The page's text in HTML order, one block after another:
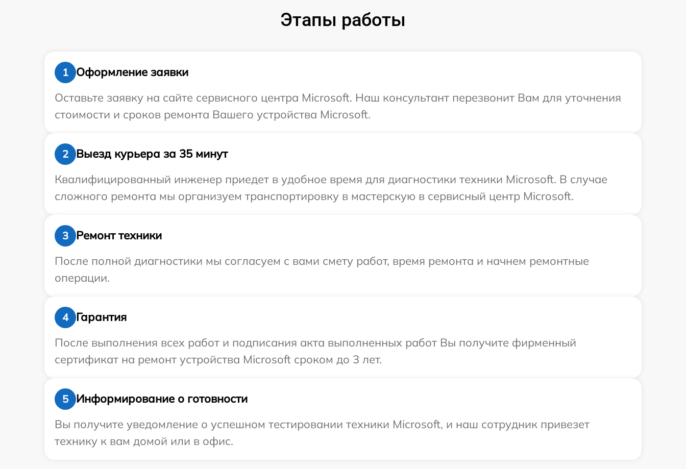
Этапы работы
1
Оформление заявки
Оставьте заявку на сайте сервисного центра Microsoft. Наш консультант перезвонит Вам для уточнения
стоимости и сроков ремонта Вашего устройства Microsoft.
2
Выезд курьера за 35 минут
Квалифицированный инженер приедет в удобное время для диагностики техники Microsoft. В случае
сложного ремонта мы организуем транспортировку в мастерскую в сервисный центр Microsoft.
3
Ремонт техники
После полной диагностики мы согласуем с вами смету работ, время ремонта и начнем ремонтные
операции.
4
Гарантия
После выполнения всех работ и подписания акта выполненных работ Вы получите фирменный
сертификат на ремонт устройства Microsoft сроком до 3 лет.
5
Информирование о готовности
Вы получите уведомление о успешном тестировании техники Microsoft, и наш сотрудник привезет
технику к вам домой или в офис.